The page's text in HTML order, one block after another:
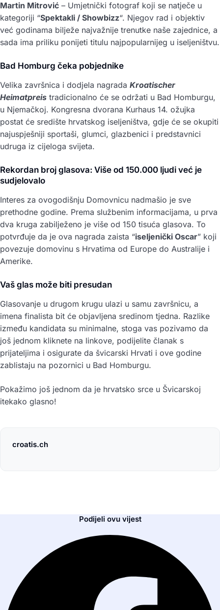
Martin Mitrović – Umjetnički fotograf koji se natječe u
kategoriji “Spektakli / Showbizz“. Njegov rad i objektiv
već godinama bilježe najvažnije trenutke naše zajednice, a
sada ima priliku ponijeti titulu najpopularnijeg u iseljeništvu.
Bad Homburg čeka pobjednike
Velika završnica i dodjela nagrada Kroatischer
Heimatpreis tradicionalno će se održati u Bad Homburgu,
u Njemačkoj. Kongresna dvorana Kurhaus 14. ožujka
postat će središte hrvatskog iseljeništva, gdje će se okupiti
najuspješniji sportaši, glumci, glazbenici i predstavnici
udruga iz cijeloga svijeta.
Rekordan broj glasova: Više od 150.000 ljudi već je
sudjelovalo
Interes za ovogodišnju Domovnicu nadmašio je sve
prethodne godine. Prema službenim informacijama, u prva
dva kruga zabilježeno je više od 150 tisuća glasova. To
potvrđuje da je ova nagrada zaista “iseljenički Oscar” koji
povezuje domovinu s Hrvatima od Europe do Australije i
Amerike.
Vaš glas može biti presudan
Glasovanje u drugom krugu ulazi u samu završnicu, a
imena finalista bit će objavljena sredinom tjedna. Razlike
između kandidata su minimalne, stoga vas pozivamo da
još jednom kliknete na linkove, podijelite članak s
prijateljima i osigurate da švicarski Hrvati i ove godine
zablistaju na pozornici u Bad Homburgu.
Pokažimo još jednom da je hrvatsko srce u Švicarskoj
itekako glasno!
croatis.ch
Podijeli ovu vijest